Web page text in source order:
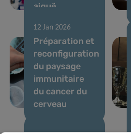
aiguë
12 Jan 2026
Préparation et
reconfiguration
du paysage
immunitaire
du cancer du
cerveau